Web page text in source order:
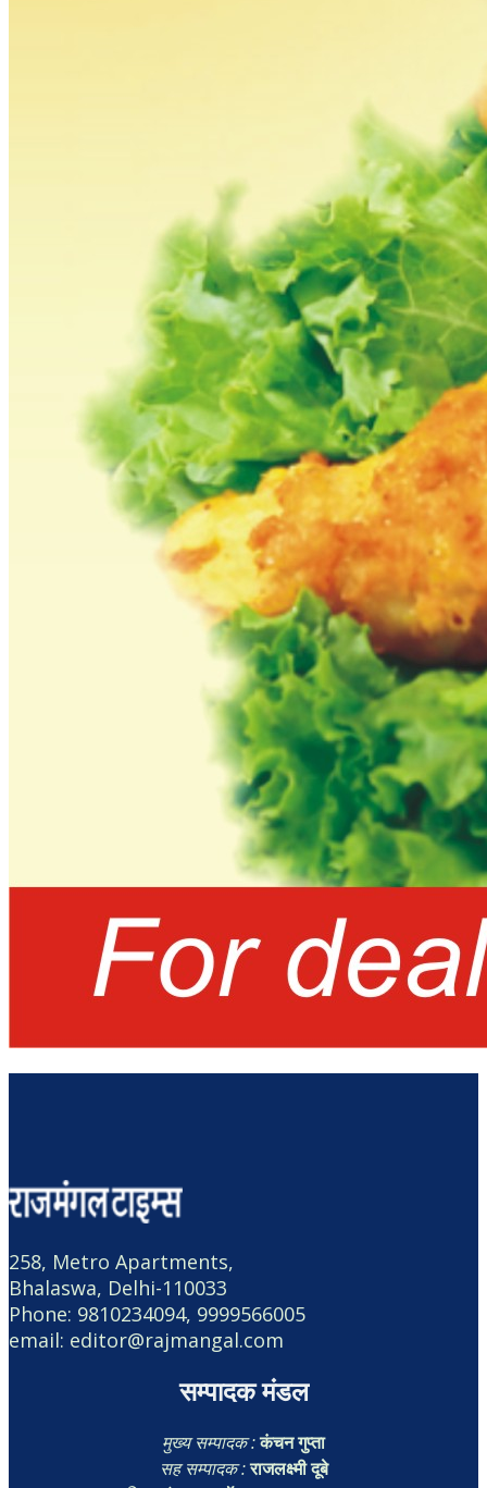
258, Metro Apartments,
Bhalaswa, Delhi-110033
Phone: 9810234094, 9999566005
email: editor@rajmangal.com
सम्पादक मंडल
मुख्य सम्पादक :कंचन गुप्ता
सह सम्पादक :राजलक्ष्मी दूबे